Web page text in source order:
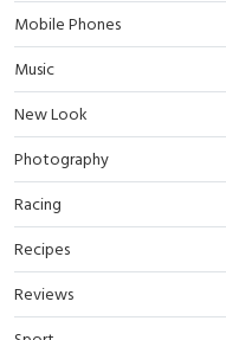
Mobile Phones
Music
New Look
Photography
Racing
Recipes
Reviews